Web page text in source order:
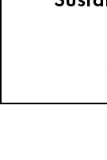
【人気スタッフがナビ